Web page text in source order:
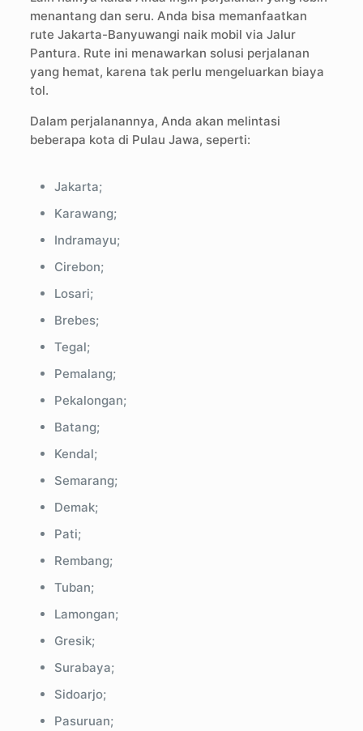
menantang dan seru. Anda bisa memanfaatkan
rute Jakarta-Banyuwangi naik mobil via Jalur
Pantura. Rute ini menawarkan solusi perjalanan
yang hemat, karena tak perlu mengeluarkan biaya
tol.
Dalam perjalanannya, Anda akan melintasi
beberapa kota di Pulau Jawa, seperti:
Jakarta;
Karawang;
Indramayu;
Cirebon;
Losari;
Brebes;
Tegal;
Pemalang;
Pekalongan;
Batang;
Kendal;
Semarang;
Demak;
Pati;
Rembang;
Tuban;
Lamongan;
Gresik;
Surabaya;
Sidoarjo;
Pasuruan;